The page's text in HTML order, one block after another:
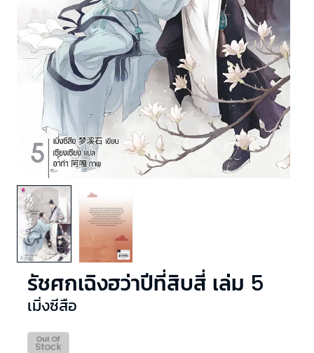
รัชศกเฉิงฮว่าปีที่สิบสี่ เล่ม 5
เมิ่งซีสือ